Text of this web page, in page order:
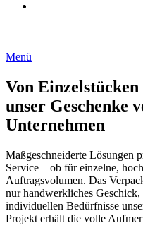
Menü
Von
unser Geschenke
Unternehmen
Maßgeschneiderte Lösungen
Service – ob für einzelne,
Auftragsvolumen. Das
nur handwerkliches
individuellen Bedürfnisse
Projekt erhält die volle